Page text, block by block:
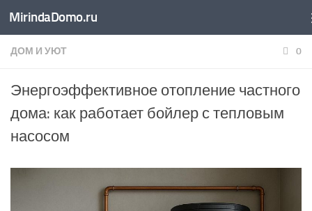
Перейти к содержимому
MirindaDomo.ru
ДОМ И УЮТ 0
Энергоэффективное отопление частного
дома: как работает бойлер с тепловым
насосом